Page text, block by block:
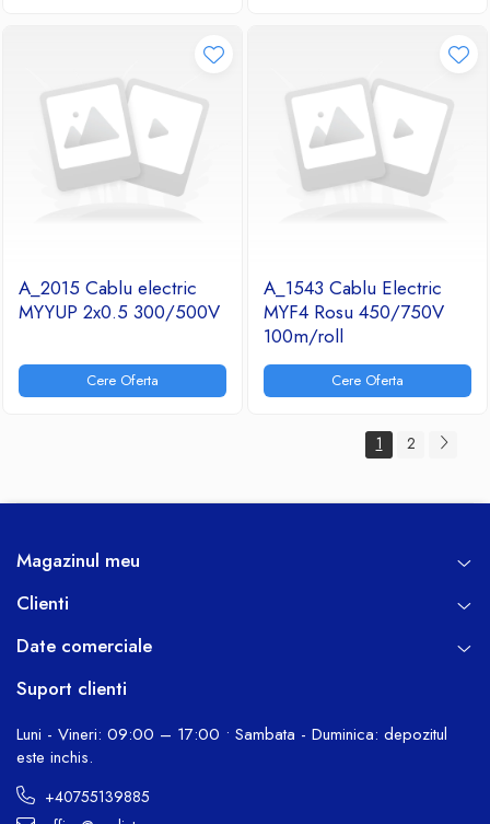
A_2015 Cablu electric
MYYUP 2x0.5 300/500V
Cere Oferta
A_1543 Cablu Electric
MYF4 Rosu 450/750V
100m/roll
Cere Oferta
1 2
Magazinul meu
Clienti
Date comerciale
Suport clienti
Luni - Vineri: 09:00 – 17:00 • Sambata - Duminica: depozitul
este inchis.
+40755139885